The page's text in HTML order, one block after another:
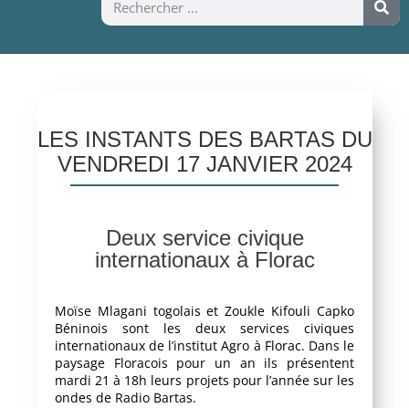
LES INSTANTS DES BARTAS DU
VENDREDI 17 JANVIER 2024
Deux service civique
internationaux à Florac
Moïse Mlagani togolais et Zoukle Kifouli Capko
Béninois sont les deux services civiques
internationaux de l’institut Agro à Florac. Dans le
paysage Floracois pour un an ils présentent
mardi 21 à 18h leurs projets pour l’année sur les
ondes de Radio Bartas.